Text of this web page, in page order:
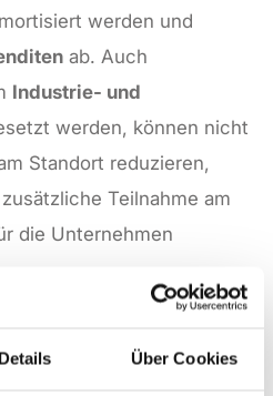
Details Über Cookies
werden und
ab. Auch
Industrie- und
werden, können nicht
Standort reduzieren,
Teilnahme am
die Unternehmen